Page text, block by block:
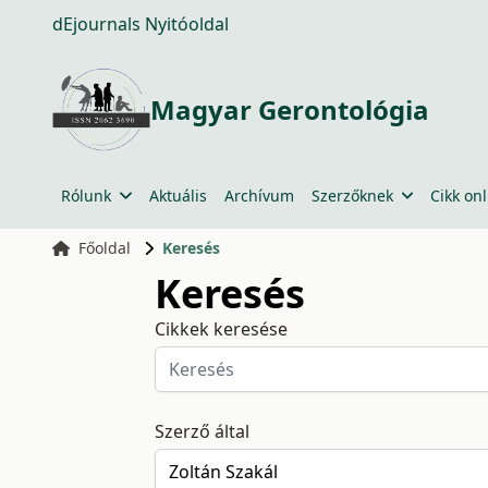
dEjournals Nyitóoldal
Magyar Gerontológia
Rólunk Aktuális Archívum Szerzőknek Cikk
Főoldal Keresés
Keresés
Cikkek keresése
Szerző által